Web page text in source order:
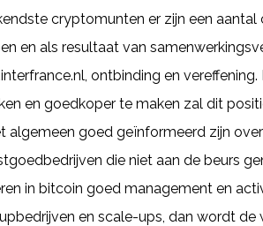
cryptomunten er zijn een
en als resultaat van
ontbinding en
en goedkoper te maken zal dit
goed geïnformeerd zijn
die niet aan de beurs
in bitcoin goed management en
en scale-ups, dan wordt de